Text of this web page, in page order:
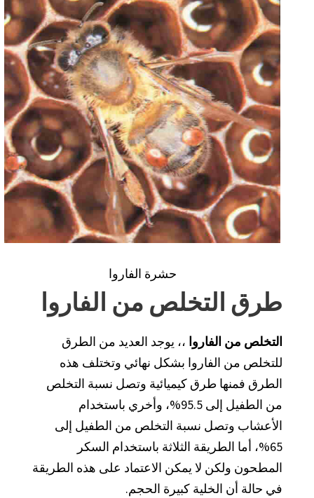
حشرة الفاروا
طرق التخلص من الفاروا
التخلص من الفاروا ،، يوجد العديد من الطرق
للتخلص من الفاروا بشكل نهائي وتختلف هذه
الطرق فمنها طرق كيميائية وتصل نسبة التخلص
من الطفيل إلى 95.5%، وأخري باستخدام
الأعشاب وتصل نسبة التخلص من الطفيل إلى
65%، أما الطريقة الثلاثة باستخدام السكر
المطحون ولكن لا يمكن الاعتماد على هذه الطريقة
في حالة أن الخلية كبيرة الحجم.